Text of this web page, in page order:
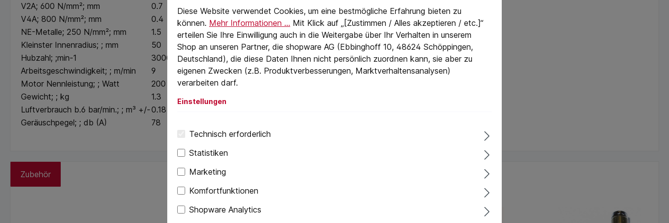
V2A; 600 N/mm²; mm
0.7
V4A; 800 N/mm²; mm
0.4
NE-Metalle; 250 N/mm²; mm
1.5
Kleinster Innenradius; ; mm
50
Hubzahl; ;min-1
3000
Arbeitsgeschwindigkeit; ; m/min
9
Motor Nennleistung; ; Watt
200
Gewicht; ; kg
1.3
Luftverbrauch b.6 bar/min.; ; m³ +/-0.18
Geräuschpegel; ; db (A)
78
Zubehör
Diese Website verwendet Cookies, um eine bestmögliche Erfahrung bieten zu
können. Mehr Informationen ... Mit Klick auf „[Zustimmen / Alles akzeptieren / etc.]“
erteilen Sie Ihre Einwilligung auch in die Weitergabe über Ihr Verhalten in unserem
Shop an unseren Partner, die shopware AG (Ebbinghoff 10, 48624 Schöppingen,
Deutschland), die diese Daten Ihnen nicht persönlich zuordnen kann, sie aber zu
eigenen Zwecken (z.B. Produktverbesserungen, Marktverhaltensanalysen)
verarbeiten darf.
Einstellungen
Technisch erforderlich
Statistiken
Marketing
Komfortfunktionen
Shopware Analytics